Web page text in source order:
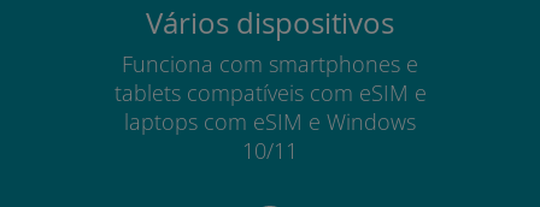
Vários dispositivos
Funciona com smartphones e
tablets compatíveis com eSIM e
laptops com eSIM e Windows
10/11